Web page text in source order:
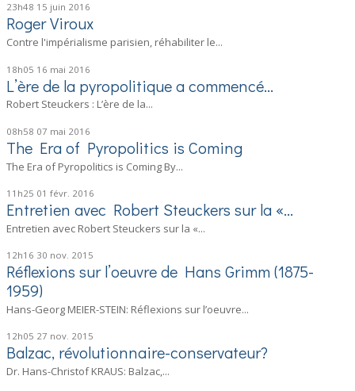
23h48 15 juin 2016
Roger Viroux
Contre l'impérialisme parisien, réhabiliter le...
18h05 16 mai 2016
L’ère de la pyropolitique a commencé…
Robert Steuckers : L’ère de la...
08h58 07 mai 2016
The Era of Pyropolitics is Coming
The Era of Pyropolitics is Coming By...
11h25 01 févr. 2016
Entretien avec Robert Steuckers sur la «...
Entretien avec Robert Steuckers sur la «...
12h16 30 nov. 2015
Réflexions sur l’oeuvre de Hans Grimm (1875-
1959)
Hans-Georg MEIER-STEIN: Réflexions sur l’oeuvre...
12h05 27 nov. 2015
Balzac, révolutionnaire-conservateur?
Dr. Hans-Christof KRAUS: Balzac,...